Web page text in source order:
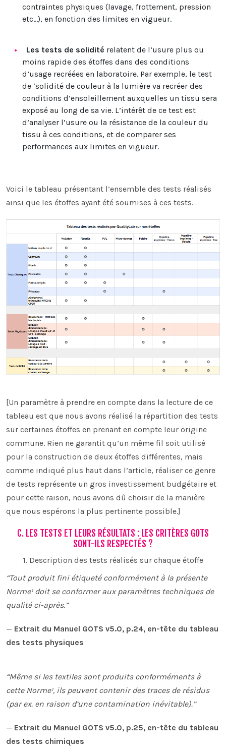
contraintes physiques (lavage, frottement, pression
etc…), en fonction des limites en vigueur.
Les tests de solidité relatent de l’usure plus ou
moins rapide des étoffes dans des conditions
d’usage recréées en laboratoire. Par exemple, le test
de ‘solidité de couleur à la lumière va recréer des
conditions d’ensoleillement auxquelles un tissu sera
exposé au long de sa vie. L’intérêt de ce test est
d’analyser l’usure ou la résistance de la couleur du
tissu à ces conditions, et de comparer ses
performances aux limites en vigueur.
Voici le tableau présentant l’ensemble des tests réalisés
ainsi que les étoffes ayant été soumises à ces tests.
[Un paramètre à prendre en compte dans la lecture de ce
tableau est que nous avons réalisé la répartition des tests
sur certaines étoffes en prenant en compte leur origine
commune. Rien ne garantit qu’un même fil soit utilisé
pour la construction de deux étoffes différentes, mais
comme indiqué plus haut dans l’article, réaliser ce genre
de tests représente un gros investissement budgétaire et
pour cette raison, nous avons dû choisir de la manière
que nous espérons la plus pertinente possible.]
C. LES TESTS ET LEURS RÉSULTATS : LES CRITÈRES GOTS
SONT-ILS RESPECTÉS ?
1. Description des tests réalisés sur chaque étoffe
“Tout produit fini étiqueté conformément à la présente
Norme¹ doit se conformer aux paramètres techniques de
qualité ci-après.”
— Extrait du Manuel GOTS v5.0, p.24, en-tête du tableau
des tests physiques
“Même si les textiles sont produits conforméments à
cette Norme¹, ils peuvent contenir des traces de résidus
(par ex. en raison d’une contamination inévitable).”
— Extrait du Manuel GOTS v5.0, p.25, en-tête du tableau
des tests chimiques